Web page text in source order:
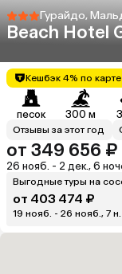
Гурайдо,
Beach Hotel
Кешбэк 4% по
песок 300 м
Отзывы за этот год
от 349 656 ₽
26 нояб. - 2 дек., 6
Выгодные туры на
от 403 474 ₽
19 нояб. - 26 нояб., 7 н.